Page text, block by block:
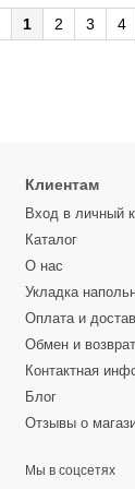
1 2 3 4
Клиентам
Вход в личный
Каталог
О нас
Укладка
Оплата и
Обмен и возврат
Контактная
Блог
Отзывы о
Мы в соцсетях